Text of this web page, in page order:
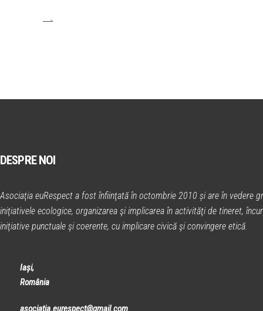
DESPRE NOI
Asociaţia euRespect a fost înfiinţată în octombrie 2010 și are în vedere
iniţiativele ecologice, organizarea şi implicarea în activităţi de tineret,
iniţiative punctuale şi coerente, cu implicare civică şi convingere etică.
Iași,
România
asociatia.eurespect@gmail.com